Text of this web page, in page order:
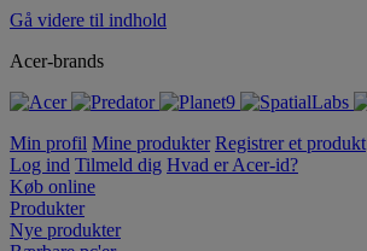
Gå videre til indhold
Acer-brands
Min profil Mine produkter Registrer et produkt
Log ind Tilmeld dig Hvad er Acer-id?
Køb online
Produkter
Nye produkter